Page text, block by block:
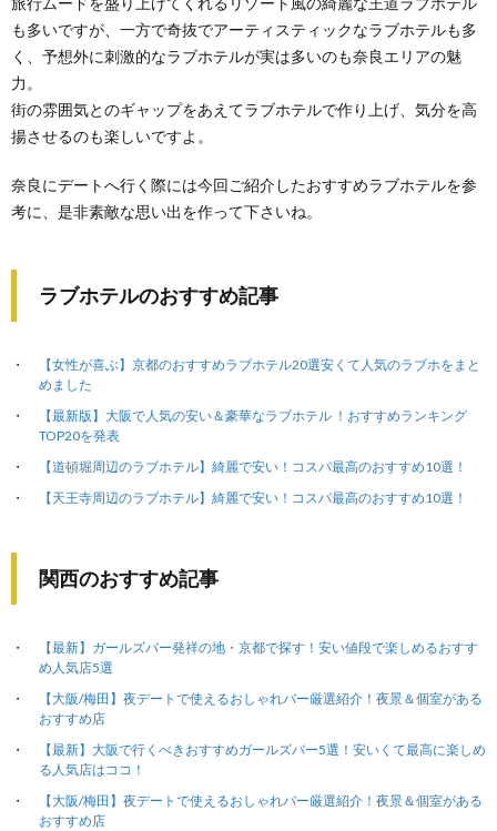
も多いですが、一方で奇抜でアーティスティックなラブホテルも多
く、予想外に刺激的なラブホテルが実は多いのも奈良エリアの魅
力。
街の雰囲気とのギャップをあえてラブホテルで作り上げ、気分を高
揚させるのも楽しいですよ。
奈良にデートへ行く際には今回ご紹介したおすすめラブホテルを参
考に、是非素敵な思い出を作って下さいね。
ラブホテルのおすすめ記事
【女性が喜ぶ】京都のおすすめラブホテル20選安くて人気のラブホをまと
めました
【最新版】大阪で人気の安い＆豪華なラブホテル ！おすすめランキング
TOP20を発表
【道頓堀周辺のラブホテル】綺麗で安い！コスパ最高のおすすめ10選！
【天王寺周辺のラブホテル】綺麗で安い！コスパ最高のおすすめ10選！
関西のおすすめ記事
【最新】ガールズバー発祥の地・京都で探す！安い値段で楽しめるおすす
め人気店5選
【大阪/梅田】夜デートで使えるおしゃれバー厳選紹介！夜景＆個室がある
おすすめ店
【最新】大阪で行くべきおすすめガールズバー5選！安いくて最高に楽しめ
る人気店はココ！
【大阪/梅田】夜デートで使えるおしゃれバー厳選紹介！夜景＆個室がある
おすすめ店